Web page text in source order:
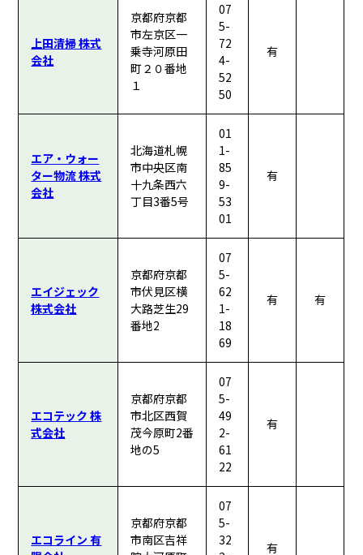
上田清掃 株式
会社
京都府京都
市左京区一
乗寺河原田
町２０番地
１
07
5-
72
4-
52
50
有
エア・ウォー
ター物流 株式
会社
北海道札幌
市中央区南
十九条西六
丁目3番5号
01
1-
85
9-
53
01
有
エイジェック
株式会社
京都府京都
市伏見区横
大路芝生29
番地2
07
5-
62
1-
18
69
有 有
エコテック 株
式会社
京都府京都
市北区西賀
茂今原町2番
地の5
07
5-
49
2-
61
22
有
エコライン 有
京都府京都
市南区吉祥
07
5-
32
有